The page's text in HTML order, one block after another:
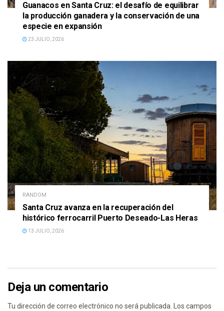
Guanacos en Santa Cruz: el desafío de equilibrar
la producción ganadera y la conservación de una
especie en expansión
23 JULIO, 2026
RANDOM
Santa Cruz avanza en la recuperación del
histórico ferrocarril Puerto Deseado-Las Heras
13 JULIO, 2026
Deja un comentario
Tu dirección de correo electrónico no será publicada.
Los campos